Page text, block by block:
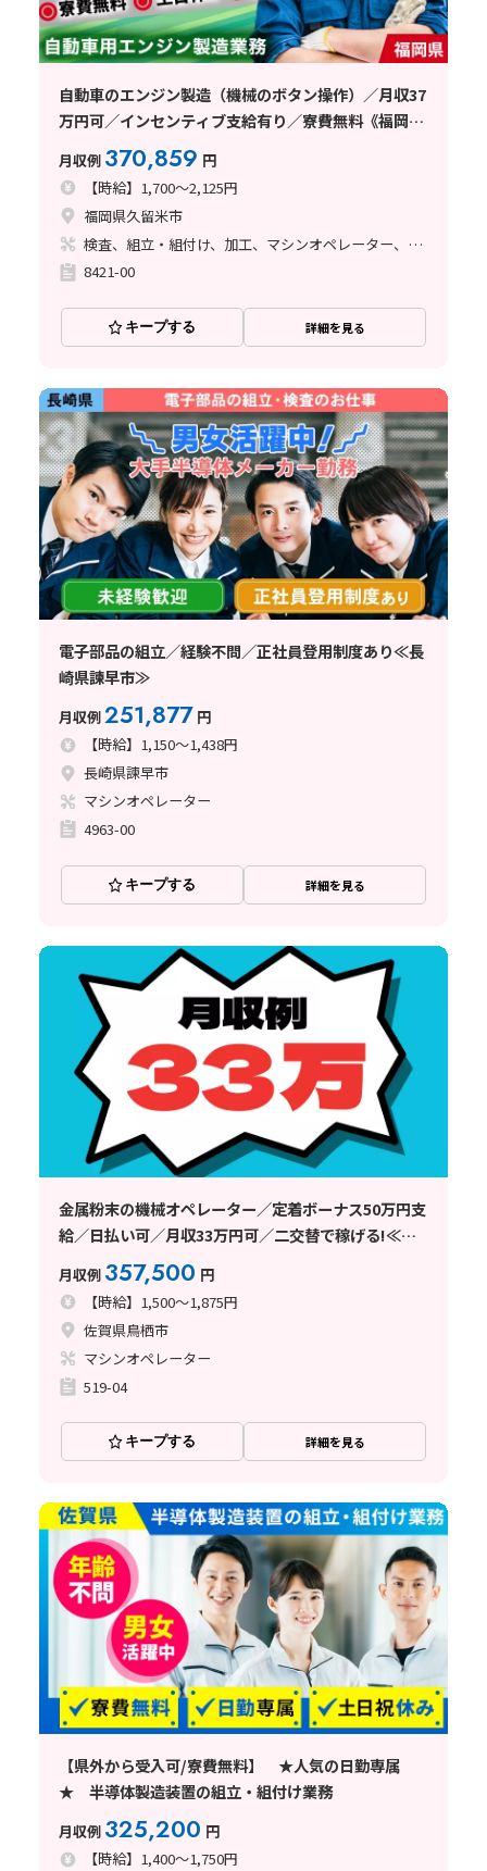
自動車のエンジン製造（機械のボタン操作）／月収37
万円可／インセンティブ支給有り／寮費無料《福岡
月収例 370,859 円
【時給】1,700～2,125円
福岡県久留米市
検査、組立・組付け、加工、マシンオペレーター、ライン作業、鋳造・鍛造
8421-00
キープする 詳細を見る
電子部品の組立／経験不問／正社員登用制度あり≪長
崎県諫早市≫
月収例251,877 円
【時給】1,150～1,438円
長崎県諫早市
マシンオペレーター
4963-00
キープする 詳細を見る
金属粉末の機械オペレーター／定着ボーナス50万円支
給／日払い可／月収33万円可／二交替で稼げる!≪佐
賀県鳥栖市≫
月収例 357,500 円
【時給】1,500～1,875円
佐賀県鳥栖市
マシンオペレーター
519-04
キープする 詳細を見る
【県外から受入可/寮費無料】 ★人気の日勤専属
★ 半導体製造装置の組立・組付け業務
月収例 325,200 円
【時給】1,400～1,750円